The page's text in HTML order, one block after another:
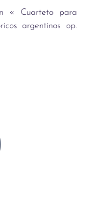
« Cuarteto para
argentinos op.